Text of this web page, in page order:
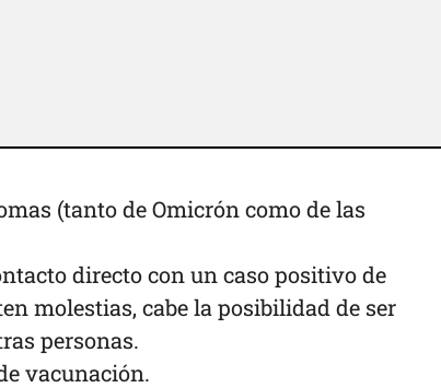
(tanto de Omicrón como de las
directo con un caso positivo de
molestias, cabe la posibilidad de ser
personas.
vacunación.